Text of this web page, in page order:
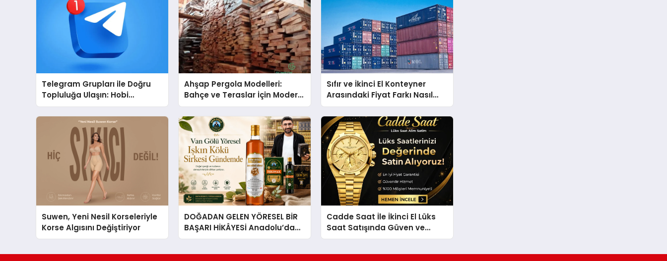
Telegram Grupları ile Doğru
Topluluğa Ulaşın: Hobi
Grupları İçin Telegram
Kullanımı
Ahşap Pergola Modelleri:
Bahçe ve Teraslar İçin Modern
Tasarım Fikirleri
Sıfır ve İkinci El Konteyner
Arasındaki Fiyat Farkı Nasıl
Oluşur?
Suwen, Yeni Nesil Korseleriyle
Korse Algısını Değiştiriyor
DOĞADAN GELEN YÖRESEL BİR
BAŞARI HİKÂYESİ Anadolu’dan
Çıkan Güçlü Bir Başarı
Cadde Saat İle İkinci El Lüks
Saat Satışında Güven ve
Doğru Değerleme